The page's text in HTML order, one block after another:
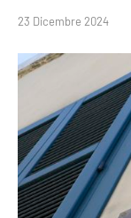
23 Dicembre 2024